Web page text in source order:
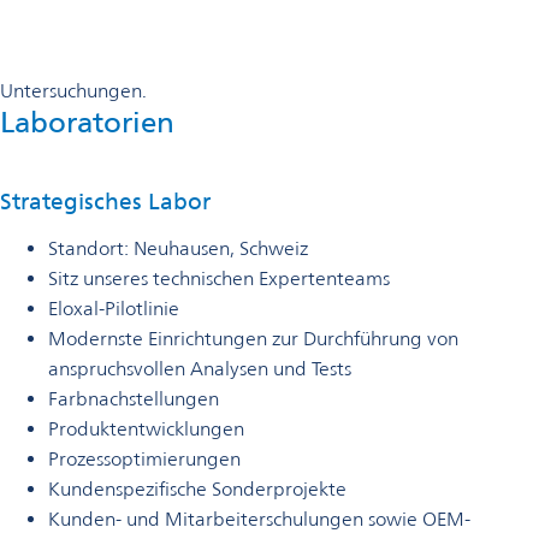
Omya bietet ein umfassendes Spektrum an technischen
Untersuchungen.
Laboratorien
Strategisches Labor
Standort: Neuhausen, Schweiz
Sitz unseres technischen Expertenteams
Eloxal-Pilotlinie
Modernste Einrichtungen zur Durchführung von
anspruchsvollen Analysen und Tests
Farbnachstellungen
Produktentwicklungen
Prozessoptimierungen
Kundenspezifische Sonderprojekte
Kunden- und Mitarbeiterschulungen sowie OEM-